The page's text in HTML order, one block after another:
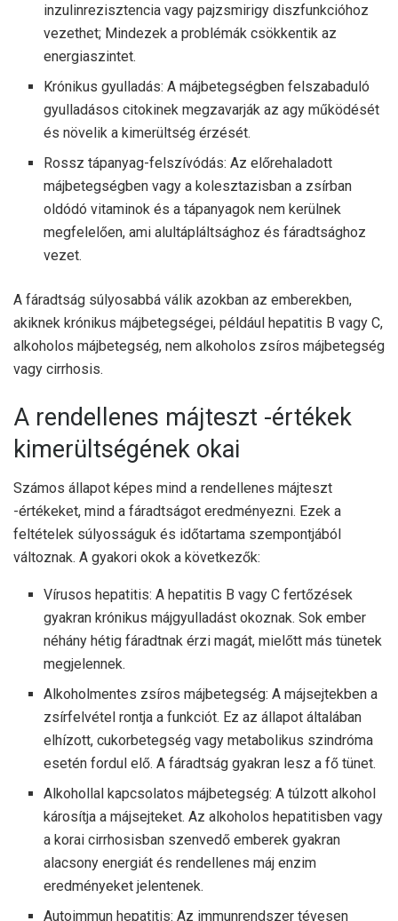
inzulinrezisztencia vagy pajzsmirigy diszfunkcióhoz
vezethet; Mindezek a problémák csökkentik az
energiaszintet.
Krónikus gyulladás: A májbetegségben felszabaduló
gyulladásos citokinek megzavarják az agy működését
és növelik a kimerültség érzését.
Rossz tápanyag-felszívódás: Az előrehaladott
májbetegségben vagy a kolesztazisban a zsírban
oldódó vitaminok és a tápanyagok nem kerülnek
megfelelően, ami alultápláltsághoz és fáradtsághoz
vezet.
A fáradtság súlyosabbá válik azokban az emberekben,
akiknek krónikus májbetegségei, például hepatitis B vagy C,
alkoholos májbetegség, nem alkoholos zsíros májbetegség
vagy cirrhosis.
A rendellenes májteszt -értékek
kimerültségének okai
Számos állapot képes mind a rendellenes májteszt
-értékeket, mind a fáradtságot eredményezni. Ezek a
feltételek súlyosságuk és időtartama szempontjából
változnak. A gyakori okok a következők:
Vírusos hepatitis: A hepatitis B vagy C fertőzések
gyakran krónikus májgyulladást okoznak. Sok ember
néhány hétig fáradtnak érzi magát, mielőtt más tünetek
megjelennek.
Alkoholmentes zsíros májbetegség: A májsejtekben a
zsírfelvétel rontja a funkciót. Ez az állapot általában
elhízott, cukorbetegség vagy metabolikus szindróma
esetén fordul elő. A fáradtság gyakran lesz a fő tünet.
Alkohollal kapcsolatos májbetegség: A túlzott alkohol
károsítja a májsejteket. Az alkoholos hepatitisben vagy
a korai cirrhosisban szenvedő emberek gyakran
alacsony energiát és rendellenes máj enzim
eredményeket jelentenek.
Autoimmun hepatitis: Az immunrendszer tévesen